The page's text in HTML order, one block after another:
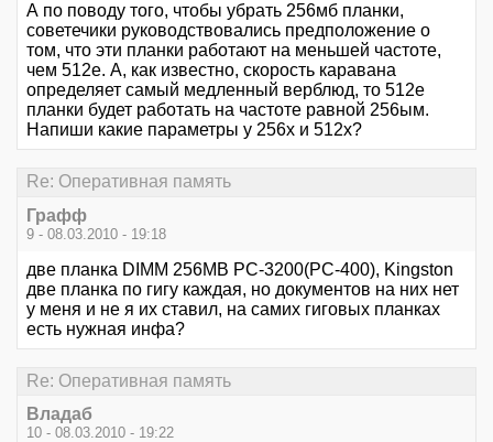
А по поводу того, чтобы убрать 256мб планки,
советечики руководствовались предположение о
том, что эти планки работают на меньшей частоте,
чем 512е. А, как известно, скорость каравана
определяет самый медленный верблюд, то 512е
планки будет работать на частоте равной 256ым.
Напиши какие параметры у 256х и 512х?
Re: Оперативная память
Графф
9 - 08.03.2010 - 19:18
две планка DIMM 256MB PC-3200(PC-400), Kingston
две планка по гигу каждая, но документов на них нет
у меня и не я их ставил, на самих гиговых планках
есть нужная инфа?
Re: Оперативная память
Владаб
10 - 08.03.2010 - 19:22